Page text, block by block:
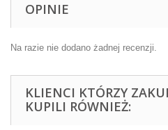
OPINIE
Na razie nie dodano żadnej recenzji.
KLIENCI KTÓRZY
KUPILI RÓWNIEŻ: